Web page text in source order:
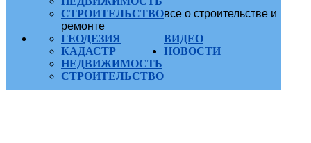
СТРОИТЕЛЬСТВОвсе о строительстве и
ремонте
ВИДЕО
ГЕОДЕЗИЯ
КАДАСТР
НЕДВИЖИМОСТЬ
СТРОИТЕЛЬСТВО
НОВОСТИ